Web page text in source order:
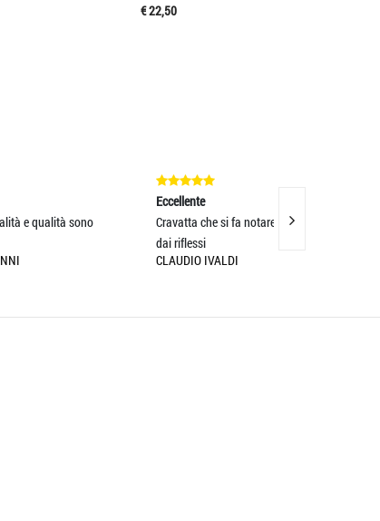
€ 22,50
Cravatta che si fa notare per la sua bellezza,
Servizio di